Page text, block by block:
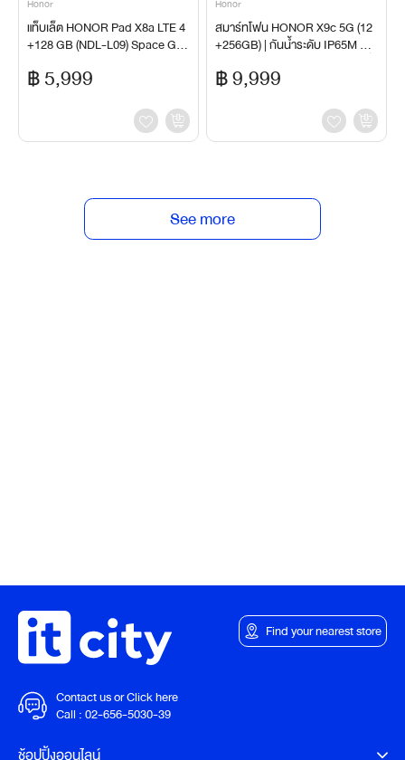
Honor
แท็บเล็ต HONOR Pad X8a LTE 4
+128 GB (NDL-L09) Space Gre
พลังเสียง Hi-Res แบตฯ 8300mA
฿ 5,999
Honor
สมาร์ทโฟน HONOR X9c 5G (12
+256GB) | กันน้ำระดับ IP65M กัน
หญ่พิเศษ 6600mAh ชาร์จไว 66W
฿ 9,999
See more
Contact us or Click here
Call :02-656-5030-39
Find your nearest store